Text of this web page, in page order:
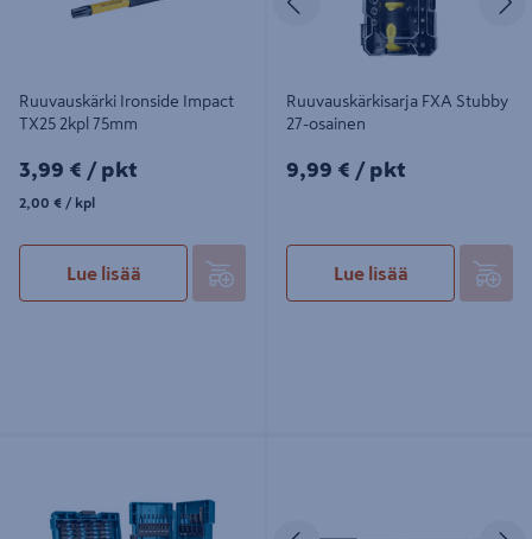
Ruuvauskärki Ironside Impact
TX25 2kpl 75mm
3,99€/pkt
3,99 € / pkt
2,00€/kpl
2,00 € / kpl
Lue lisää
Ruuvauskärkisarja FXA Stubby
27-osainen
9,99€/pkt
9,99 € / pkt
Lue lisää